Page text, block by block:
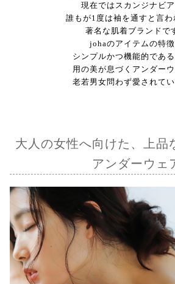
現在ではスカンジナビ
誰もが1度は袖を通すと言わ
著名な肌着ブランドで
johaのアイテムの特
シンプルかつ機能的である
用の美が息づくアンダー
老若男女問わず愛されてい
大人の女性へ向けた、上品
アンダーウェ